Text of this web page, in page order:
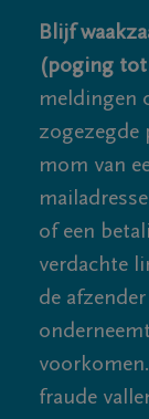
Blijf
(poging
meldingen
zogezegde
mom van
of een
verdachte
de
fraude